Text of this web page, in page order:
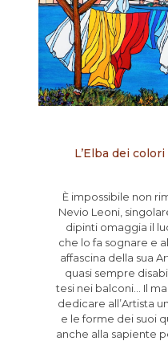
L’Elba dei
È impossibile non
Nevio Leoni,
dipinti omaggia il
che lo fa sognare e
affascina della sua
quasi sempre
tesi nei balconi… Il
dedicare all’Artista
e le forme dei suoi
anche alla sapiente